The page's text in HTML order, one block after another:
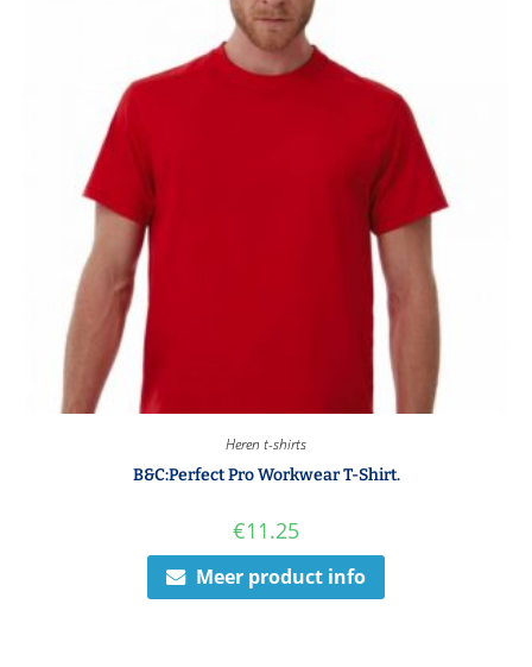
Heren t-shirts
B&C:Perfect Pro Workwear T-Shirt.
€11.25
Meer product info